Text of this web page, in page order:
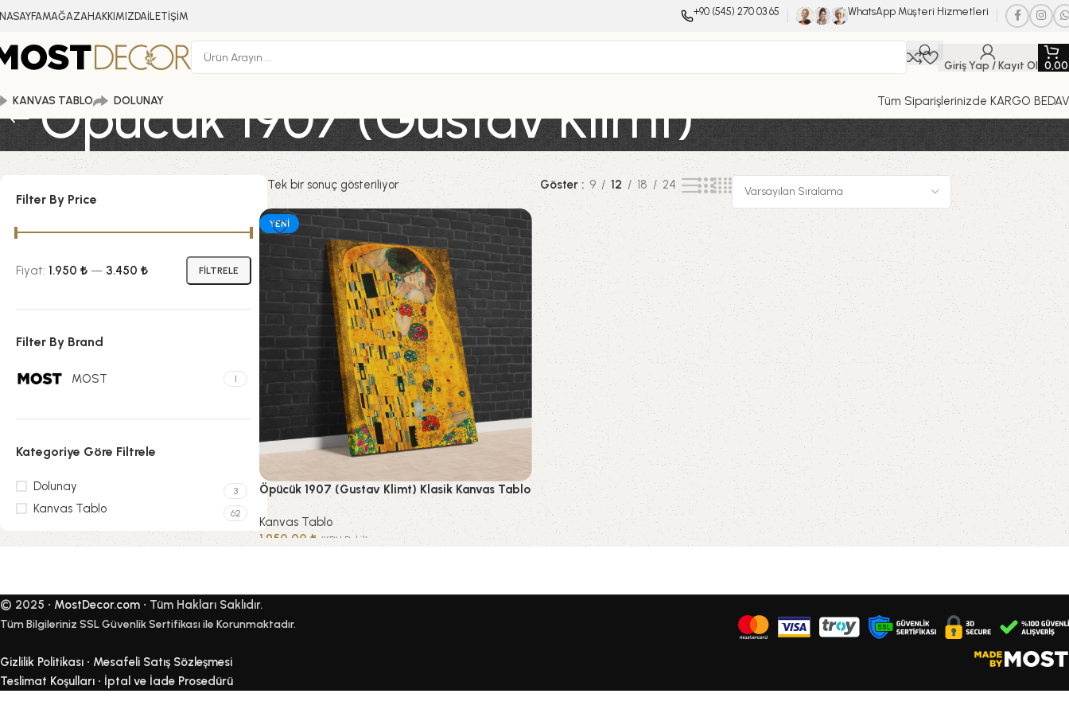
MAĞAZAHAKKIMIZDAİLETİŞİM +90 (545) 270 03 65 WhatsApp Müşteri Hizmetleri
Giriş Yap / Kayıt Ol
KANVAS TABLO DOLUNAY Tüm Siparişlerinizde KARGO
Öpücük 1907 (Gustav Klimt)
Filter By Price
FİLTRELE
Fiyat: 1.950 ₺ — 3.450 ₺
Filter By Brand
MOST 1
Kategoriye Göre Filtrele
Dolunay 3
Kanvas Tablo 62
Tek bir sonuç gösteriliyor Göster 9 12 18 24
YENI
Öpücük 1907 (Gustav Klimt) Klasik Kanvas Tablo
Kanvas Tablo
1.950,00 ₺ (KDV Dahil)
© 2025 • MostDecor.com • Tüm Hakları Saklıdır.
Tüm Bilgileriniz SSL Güvenlik Sertifikası ile Korunmaktadır.
Gizlilik Politikası • Mesafeli Satış Sözleşmesi
Teslimat Koşulları • İptal ve İade Prosedürü